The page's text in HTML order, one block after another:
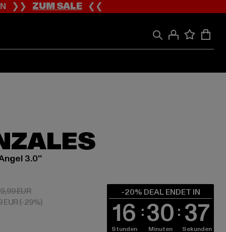
❯❯ZUM SALE❮❮
3.0''
EUR
EURAktionspreis: 39,99 EUR
(-29%)
-20% DEAL ENDET IN
16
Stunden 30
Minuten 36
Sekunden